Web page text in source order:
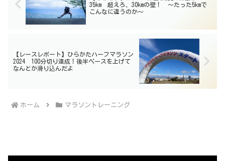
35km 超えろ、30kmの壁！ 〜たった5kmで
こんなに違うのか〜
【レースレポート】ひらかたハーフマラソン
2024 100分切り達成！後半ペースを上げて
なんとか滑り込んだよ
ホーム マラソントレーニング